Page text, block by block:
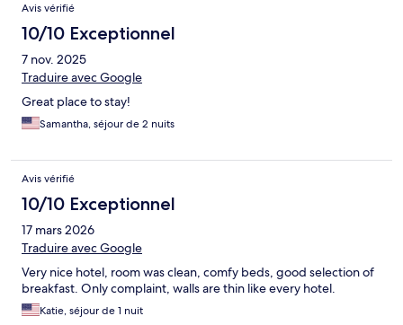
Avis vérifié
10/10 Exceptionnel
7 nov. 2025
Traduire avec Google
Great place to stay!
Samantha, séjour de 2 nuits
Avis vérifié
10/10 Exceptionnel
17 mars 2026
Traduire avec Google
Very nice hotel, room was clean, comfy beds, good selection of
breakfast. Only complaint, walls are thin like every hotel.
Katie, séjour de 1 nuit